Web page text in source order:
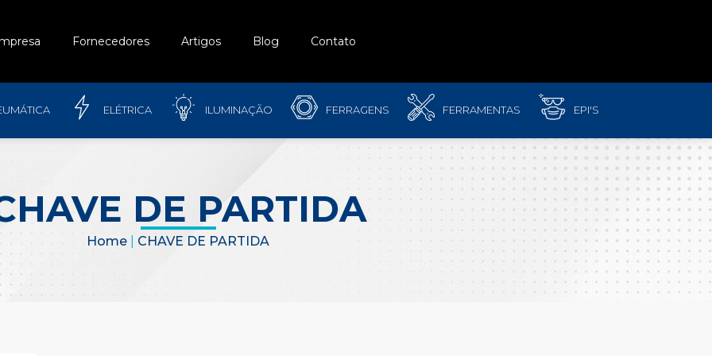
Fornecedores Artigos Blog Contato
ELÉTRICA ILUMINAÇÃO FERRAGENS FERRAMENTAS EPI'S
DE PARTIDA
Home CHAVE DE PARTIDA